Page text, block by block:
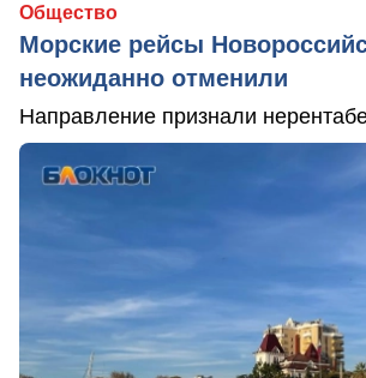
Общество
Морские рейсы
неожиданно отменили
Направление признали